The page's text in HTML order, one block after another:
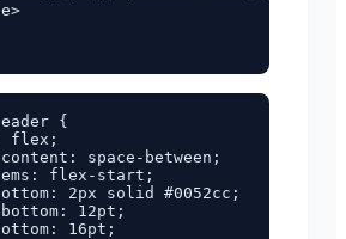
{
flex;
space-between;
flex-start;
2px solid #0052cc;
12pt;
16pt;